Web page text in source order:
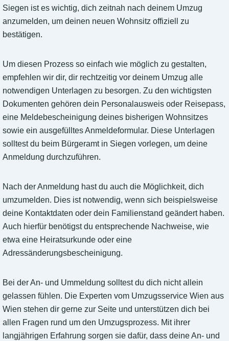
Siegen ist es wichtig, dich zeitnah nach deinem Umzug
anzumelden, um deinen neuen Wohnsitz offiziell zu
bestätigen.
Um diesen Prozess so einfach wie möglich zu gestalten,
empfehlen wir dir, dir rechtzeitig vor deinem Umzug alle
notwendigen Unterlagen zu besorgen. Zu den wichtigsten
Dokumenten gehören dein Personalausweis oder Reisepass,
eine Meldebescheinigung deines bisherigen Wohnsitzes
sowie ein ausgefülltes Anmeldeformular. Diese Unterlagen
solltest du beim Bürgeramt in Siegen vorlegen, um deine
Anmeldung durchzuführen.
Nach der Anmeldung hast du auch die Möglichkeit, dich
umzumelden. Dies ist notwendig, wenn sich beispielsweise
deine Kontaktdaten oder dein Familienstand geändert haben.
Auch hierfür benötigst du entsprechende Nachweise, wie
etwa eine Heiratsurkunde oder eine
Adressänderungsbescheinigung.
Bei der An- und Ummeldung solltest du dich nicht allein
gelassen fühlen. Die Experten vom Umzugsservice Wien aus
Wien stehen dir gerne zur Seite und unterstützen dich bei
allen Fragen rund um den Umzugsprozess. Mit ihrer
langjährigen Erfahrung sorgen sie dafür, dass deine An- und